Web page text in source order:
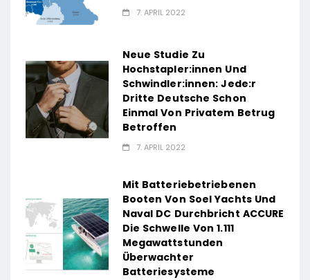
7. APRIL 2022
Neue Studie Zu
Hochstapler:innen Und
Schwindler:innen: Jede:r
Dritte Deutsche Schon
Einmal Von Privatem Betrug
Betroffen
7. APRIL 2022
Mit Batteriebetriebenen
Booten Von Soel Yachts Und
Naval DC Durchbricht ACCURE
Die Schwelle Von 1.111
Megawattstunden
Überwachter
Batteriesysteme